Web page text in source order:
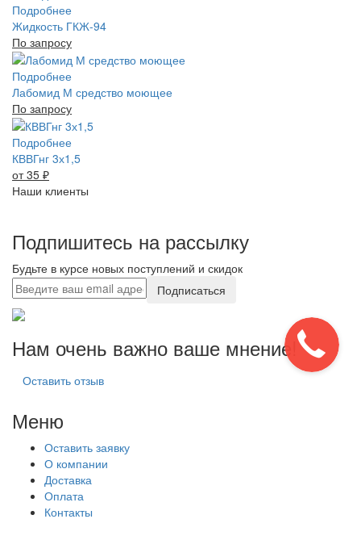
Подробнее
Жидкость ГКЖ-94
По запросу
Подробнее
Лабомид М средство моющее
По запросу
Подробнее
КВВГнг 3х1,5
от 35 ₽
Наши клиенты
Подпишитесь на рассылку
Будьте в курсе новых поступлений и скидок
Подписаться
Нам очень важно ваше мнение!
Оставить отзыв
Меню
Оставить заявку
О компании
Доставка
Оплата
Контакты